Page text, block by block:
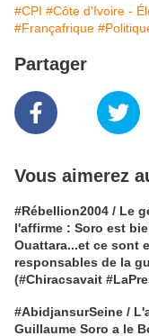
#CPI #Côte d'Ivoire -
#Françafrique
Partager
Vous aimerez
#Rébellion2004 / Le
l'affirme : Soro est
Ouattara...et ce sont
responsables de la
(#Chiracsavait
#AbidjansurSeine /
Guillaume Soro a le